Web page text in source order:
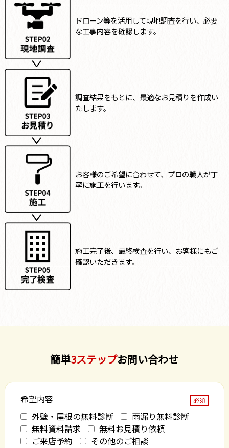
ドローン等を活用して現地調査を行い、必要
な工事内容を確認します。
調査結果をもとに、最適なお見積りを作成い
たします。
お客様のご希望に合わせて、プロの職人が丁
寧に施工を行います。
施工完了後、最終検査を行い、お客様にもご
確認いただきます。
簡単3ステップお問い合わせ
希望内容 必須
外壁・屋根の無料診断
雨漏り無料診断
無料資料請求
無料お見積り依頼
ご来店予約
その他のご相談